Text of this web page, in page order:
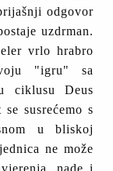
odgovor
uzdrman.
vrlo hrabro
"igru" sa
ciklusu Deus
susrećemo s
u bliskoj
ne može